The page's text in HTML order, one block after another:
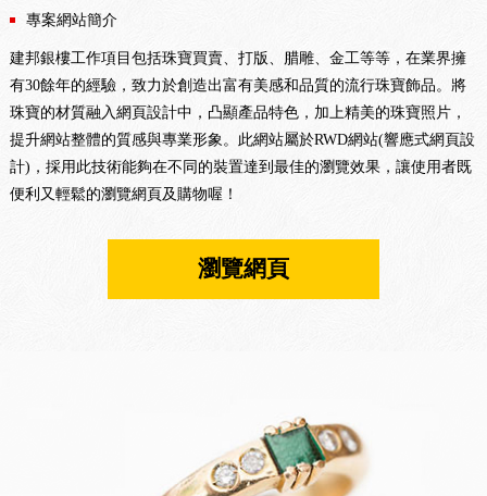
專案網站簡介
建邦銀樓工作項目包括珠寶買賣、打版、腊雕、金工等等，在業界擁
有30餘年的經驗，致力於創造出富有美感和品質的流行珠寶飾品。將
珠寶的材質融入網頁設計中，凸顯產品特色，加上精美的珠寶照片，
提升網站整體的質感與專業形象。此網站屬於RWD網站(響應式網頁設
計)，採用此技術能夠在不同的裝置達到最佳的瀏覽效果，讓使用者既
便利又輕鬆的瀏覽網頁及購物喔！
瀏覽網頁